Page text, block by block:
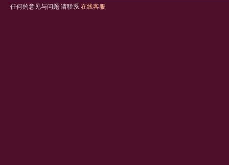
任何的意见与问题 请联系 在线客服